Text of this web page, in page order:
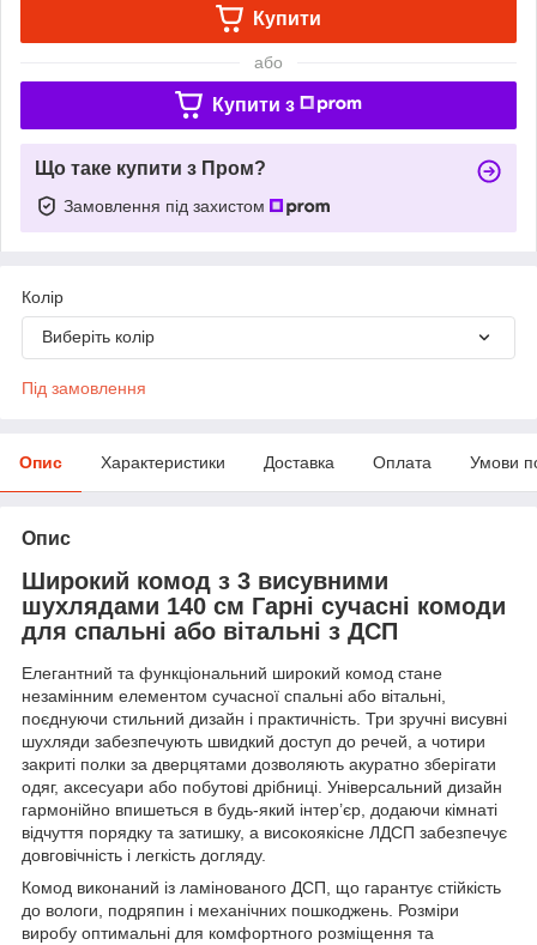
Купити
або
Купити з
Що таке купити з Пром?
Замовлення під захистом
Колір
Виберіть колір
Під замовлення
Опис Характеристики Доставка Оплата Умови
Опис
Широкий комод з 3 висувними
шухлядами 140 см Гарні сучасні комоди
для спальні або вітальні з ДСП
Елегантний та функціональний широкий комод стане
незамінним елементом сучасної спальні або вітальні,
поєднуючи стильний дизайн і практичність. Три зручні висувні
шухляди забезпечують швидкий доступ до речей, а чотири
закриті полки за дверцятами дозволяють акуратно зберігати
одяг, аксесуари або побутові дрібниці. Універсальний дизайн
гармонійно впишеться в будь-який інтер’єр, додаючи кімнаті
відчуття порядку та затишку, а високоякісне ЛДСП забезпечує
довговічність і легкість догляду.
Комод виконаний із ламінованого ДСП, що гарантує стійкість
до вологи, подряпин і механічних пошкоджень. Розміри
виробу оптимальні для комфортного розміщення та